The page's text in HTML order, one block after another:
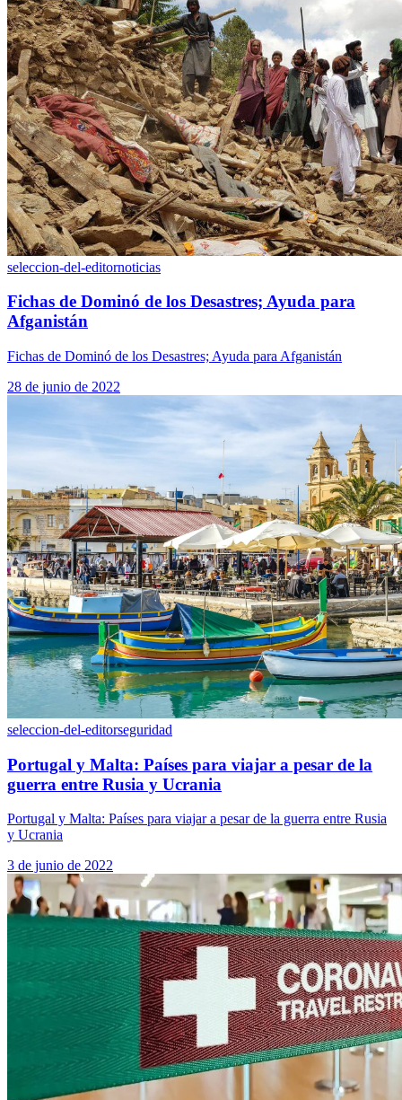
seleccion-del-editornoticias
Fichas de Dominó de los Desastres; Ayuda para
Afganistán
Fichas de Dominó de los Desastres; Ayuda para Afganistán
28 de junio de 2022
seleccion-del-editorseguridad
Portugal y Malta: Países para viajar a pesar de la
guerra entre Rusia y Ucrania
Portugal y Malta: Países para viajar a pesar de la guerra entre Rusia
y Ucrania
3 de junio de 2022